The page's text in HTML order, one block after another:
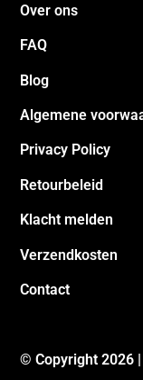
Over ons
FAQ
Blog
Algemene
Privacy Policy
Retourbeleid
Klacht melden
Verzendkosten
Contact
© Copyright 2026